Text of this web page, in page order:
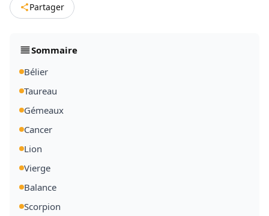
Partager
Sommaire
Bélier
Taureau
Gémeaux
Cancer
Lion
Vierge
Balance
Scorpion